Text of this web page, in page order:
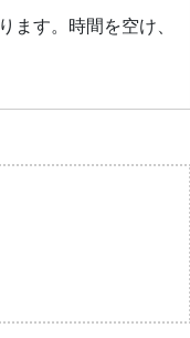
ます。時間を空け、